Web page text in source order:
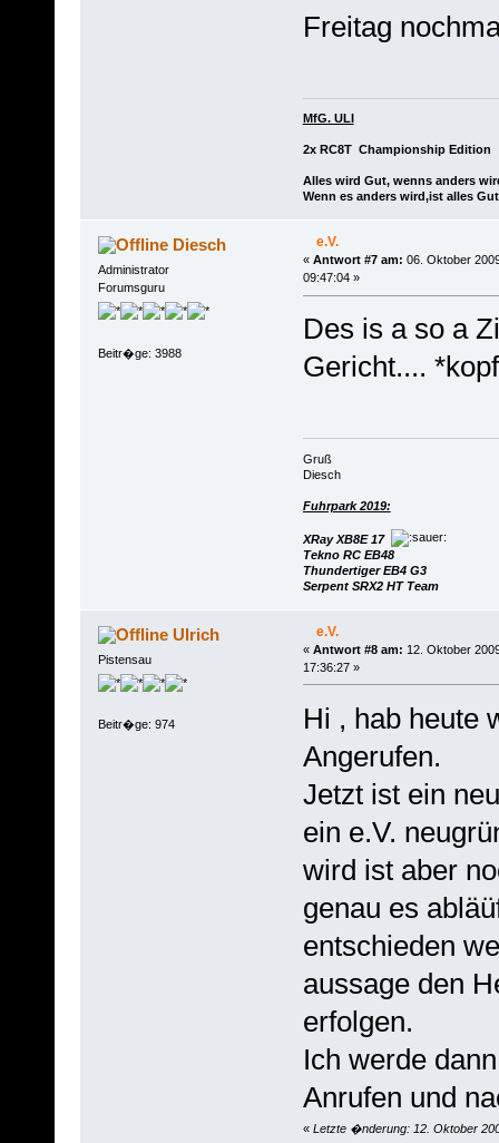
Freitag
MfG. ULI
2x RC8T Championship Edition
Alles wird Gut, wenns anders
Wenn es anders wird,ist alles Gut
Diesch
Administrator
Forumsguru
Beitr�ge: 3988
e.V.
« Antwort #7 am: 06. Oktober
09:47:04 »
Des is a so a
Gericht....
Gruß
Diesch
Fuhrpark 2019:
XRay XB8E 17
Tekno RC EB48
Thundertiger EB4 G3
Serpent SRX2 HT Team
Ulrich
Pistensau
Beitr�ge: 974
e.V.
« Antwort #8 am: 12. Oktober
17:36:27 »
Hi , hab heute
Angerufen.
Jetzt ist ein
ein e.V.
wird ist aber
genau es
entschieden
aussage den
erfolgen.
Ich werde
Anrufen und
« Letzte �nderung: 12. Oktober